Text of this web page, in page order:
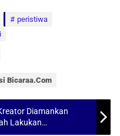
peristiwa
Bicaraa.com
Diamankan
Lakukan
Tajam